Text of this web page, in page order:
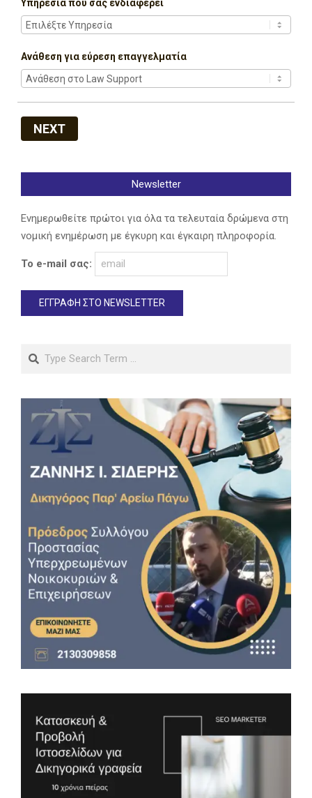
Υπηρεσία που σας ενδιαφέρει
Ανάθεση για εύρεση επαγγελματία
NEXT
Newsletter
Ενημερωθείτε πρώτοι για όλα τα τελευταία δρώμενα στη
νομική ενημέρωση με έγκυρη και έγκαιρη πληροφορία.
Το e-mail σας:
Search